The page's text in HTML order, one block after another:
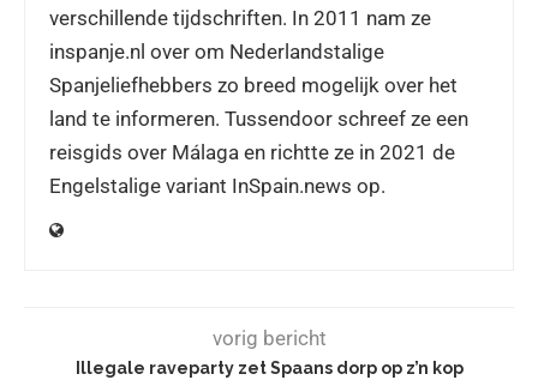
verschillende tijdschriften. In 2011 nam ze
inspanje.nl over om Nederlandstalige
Spanjeliefhebbers zo breed mogelijk over het
land te informeren. Tussendoor schreef ze een
reisgids over Málaga en richtte ze in 2021 de
Engelstalige variant InSpain.news op.
vorig bericht
Illegale raveparty zet Spaans dorp op z’n kop